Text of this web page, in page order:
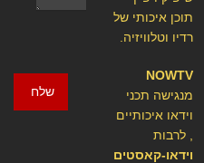
שלח
תוכן איכותי של
רדיו וטלוויזיה.
NOWTV
מנגישה תכני
וידאו איכותיים
, לרבות
וידאו-קאסטים